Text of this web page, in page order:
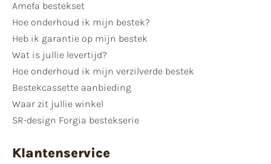
Amefa bestekset
Hoe onderhoud ik mijn bestek?
Heb ik garantie op mijn bestek
Wat is jullie levertijd?
Hoe onderhoud ik mijn verzilverde bestek
Bestekcassette aanbieding
Waar zit jullie winkel
SR-design Forgia bestekserie
Klantenservice